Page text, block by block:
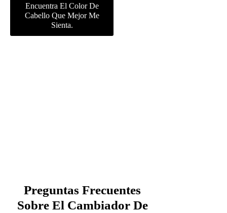
Encuentra El Color De
Cabello Que Mejor Me
Sienta.
Preguntas Frecuentes
Sobre El Cambiador De